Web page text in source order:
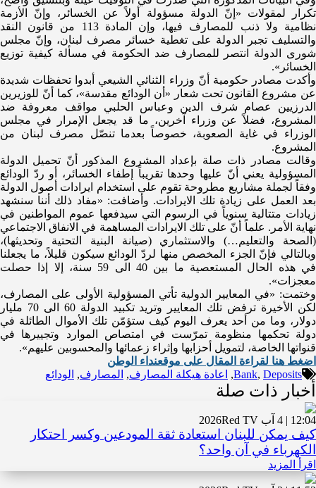
تكرار لمقولات «إنّ الدولة مسؤولة أولاً عن الخسائر، وإنّ الأزمة
نظامية ولا ذنب للمصارف فيها، وإن المادة 113 من قانون النقد
والتسليف تجبر الدولة على تغطية خسائر مصرف لبنان، وإنّ مجلس
شورى الدولة انتصر للمصارف ضد الحكومة في مسألة كيفية توزيع
الخسائر».
وأكدت مصادر حكومية أنّ وزراء الثنائي الشيعي أبدوا تحفظات شديدة
عن مشروع القانون تحت شعار «أن الودائع مقدسة»، كما أنّ للوزيرين
الدرزيين عصام شرف الدين وعباس الحلبي مواقف معروفة ضد
المشروع، فضلاً عن وزراء آخرين، ما قد يجعل الإمرار في مجلس
الوزراء في غاية الصعوبة، خصوصاً بعدما تنصّل مصرف لبنان من
المشروع.
وقالت مصادر ذات صلة بإعداد المشروع المذكور أنّ تحميل الدولة
المسؤولية يعني أنّ عليها وحدها تقريباً إطفاء الخسائر، أو ردّ الودائع
وفقاً لجملة مشاريع مطروحة تقوم على استخدام ايرادات أصول الدولة
بعد العمل على زيادة تلك الايرادات. وأضافت: «مفاد ذلك أننا سنشهد
زيادات متتالية سنوياً في الرسوم التي سيدفعها عموم المواطنين في
نهاية الأمر. علماً أنّ على تلك الايرادات المساهمة في الانفاق الاجتماعي
(الصحة والتعليم…) والاستثماري (صيانة البنية التحتية وتحديثها)،
وبالتالي فإنّ الجزء المخصص منها لردّ الودائع سيكون قليلاً، ما يجعلنا
في هذه الحال المستعصية ما بين 40 الى 59 سنة، إلا إذا حصلت
معجزات».
وختمت: «في المعايير الدولية تأتي المسؤولية الأولى على المصارف،
لكن الأخيرة ترفض تلك المعايير وتريد تكبيد الدولة 60 الى 70 مليار
دولار، وما من أحد يعرف اليوم كيف ستؤمّن تلك الأموال الطائلة في
دولة تحكمها منظومة تمرّست في امتصاص الموارد وتجييرها في
قنواتها الخاصة، لتمويل أحزابها وإثراء زعمائها والمحسوبين عليهم».
اضغط هنا لقراءة المقال على موقعنداء الوطن
Bank, Deposits
, اعادة هيكلة المصارف, المصارف, الودائع
أخبار ذات صلة
12:04 | 4 آب 2026 Red TV
كيف يمكن للبنان استعادة ثقة المودعين وكسر احتكار
الكهرباء في آن واحد؟
اقرأ المزيد